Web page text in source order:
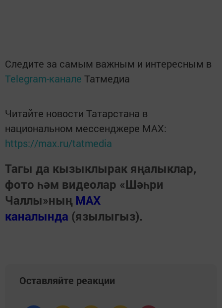
Следите за самым важным и интересным в
Telegram-канале Татмедиа
Читайте новости Татарстана в
национальном мессенджере MАХ:
https://max.ru/tatmedia
Тагы да кызыклырак яңалыклар,
фото һәм видеолар «Шәһри
Чаллы»ның MAX
каналында (язылыгыз).
Оставляйте реакции